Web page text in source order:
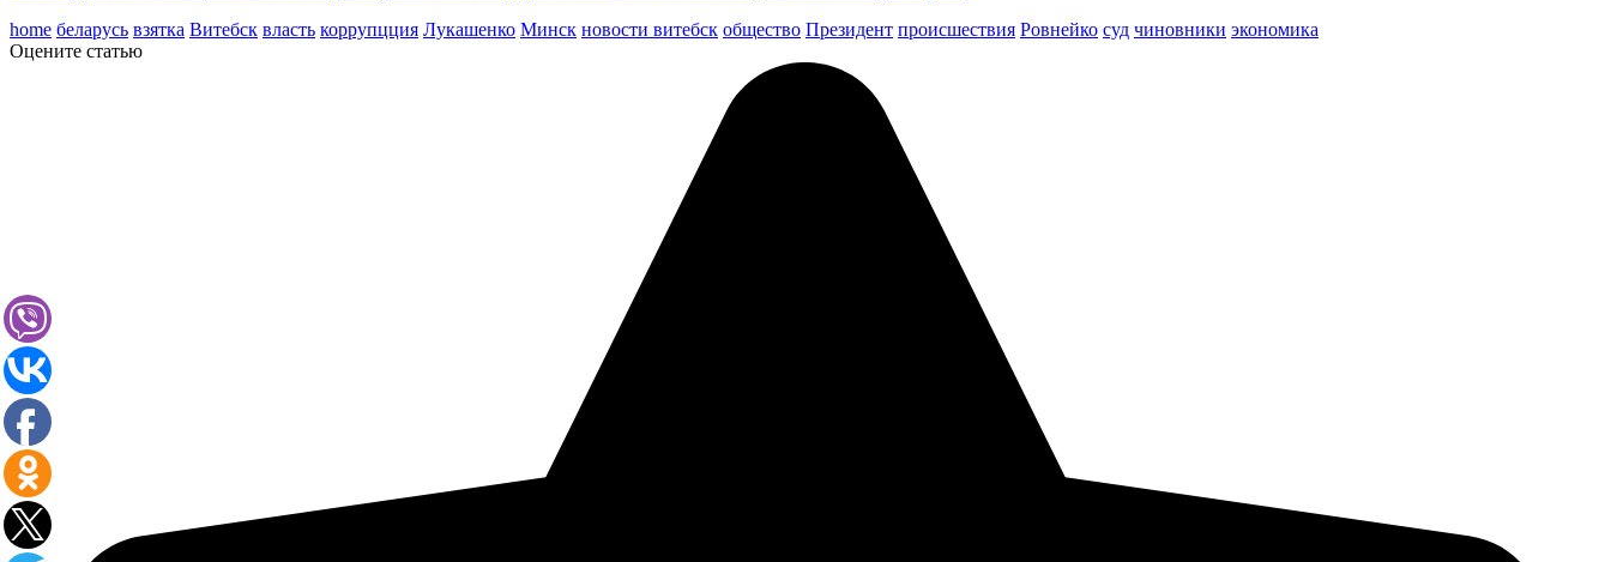
home беларусь взятка Витебск власть коррупцция Лукашенко Минск новости витебск общество Президент происшествия Ровнейко суд чиновники экономика
Оцените статью